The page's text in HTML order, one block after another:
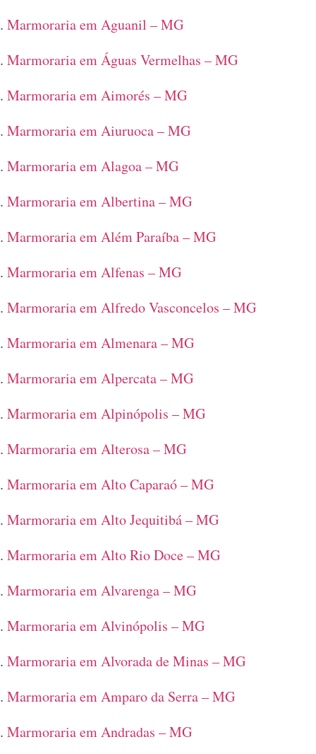
Marmoraria em Aguanil – MG
Marmoraria em Águas Vermelhas – MG
Marmoraria em Aimorés – MG
Marmoraria em Aiuruoca – MG
Marmoraria em Alagoa – MG
Marmoraria em Albertina – MG
Marmoraria em Além Paraíba – MG
Marmoraria em Alfenas – MG
Marmoraria em Alfredo Vasconcelos – MG
Marmoraria em Almenara – MG
Marmoraria em Alpercata – MG
Marmoraria em Alpinópolis – MG
Marmoraria em Alterosa – MG
Marmoraria em Alto Caparaó – MG
Marmoraria em Alto Jequitibá – MG
Marmoraria em Alto Rio Doce – MG
Marmoraria em Alvarenga – MG
Marmoraria em Alvinópolis – MG
Marmoraria em Alvorada de Minas – MG
Marmoraria em Amparo da Serra – MG
Marmoraria em Andradas – MG